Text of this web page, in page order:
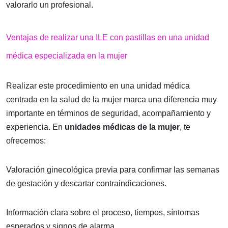
valorarlo un profesional.
Ventajas de realizar una ILE con pastillas en una unidad
médica especializada en la mujer
Realizar este procedimiento en una unidad médica
centrada en la salud de la mujer marca una diferencia muy
importante en términos de seguridad, acompañamiento y
experiencia. En unidades médicas de la mujer, te
ofrecemos:
Valoración ginecológica previa para confirmar las semanas
de gestación y descartar contraindicaciones.
Información clara sobre el proceso, tiempos, síntomas
esperados y signos de alarma.